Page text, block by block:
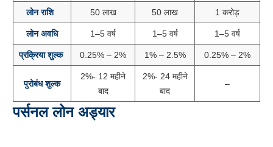
लोन राशि 50 लाख 50 लाख 1 करोड़
लोन अवधि 1–5 वर्ष 1–5 वर्ष 1–5 वर्ष
प्रक्रिया शुल्क 0.25% – 2% 1% – 2.5% 0.25% – 2%
पुरोबंध शुल्क
2%- 12 महीने
बाद
2%- 24 महीने
बाद
–
पर्सनल लोन अड्यार